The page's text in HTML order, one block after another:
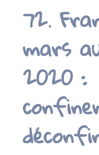
72.
mars
2020 :